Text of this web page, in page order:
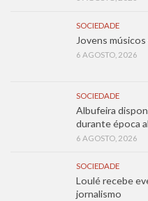
SOCIEDADE
Jovens músicos
6 AGOSTO, 2026
SOCIEDADE
Albufeira
durante época
6 AGOSTO, 2026
SOCIEDADE
Loulé recebe
jornalismo